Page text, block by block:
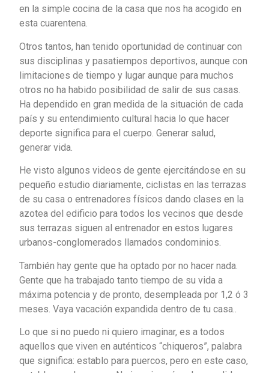
en la simple cocina de la casa que nos ha acogido en
esta cuarentena.
Otros tantos, han tenido oportunidad de continuar con
sus disciplinas y pasatiempos deportivos, aunque con
limitaciones de tiempo y lugar aunque para muchos
otros no ha habido posibilidad de salir de sus casas.
Ha dependido en gran medida de la situación de cada
país y su entendimiento cultural hacia lo que hacer
deporte significa para el cuerpo. Generar salud,
generar vida.
He visto algunos videos de gente ejercitándose en su
pequeño estudio diariamente, ciclistas en las terrazas
de su casa o entrenadores físicos dando clases en la
azotea del edificio para todos los vecinos que desde
sus terrazas siguen al entrenador en estos lugares
urbanos-conglomerados llamados condominios.
También hay gente que ha optado por no hacer nada.
Gente que ha trabajado tanto tiempo de su vida a
máxima potencia y de pronto, desempleada por 1,2 ó 3
meses. Vaya vacación expandida dentro de tu casa..
Lo que si no puedo ni quiero imaginar, es a todos
aquellos que viven en auténticos “chiqueros”, palabra
que significa: establo para puercos, pero en este caso,